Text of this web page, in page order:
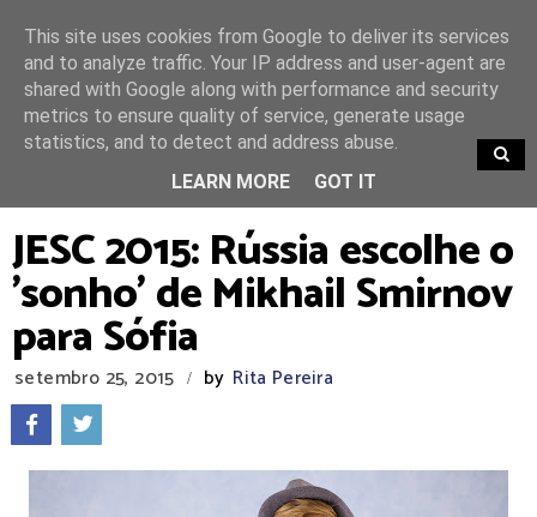
TRENDING
JESC 2015: Rússia escolhe o
'sonho' de Mikhail Smirnov
para Sófia
setembro 25, 2015 / by Rita Pereira
This site uses cookies from Google to deliver its services
and to analyze traffic. Your IP address and user-agent are
shared with Google along with performance and security
metrics to ensure quality of service, generate usage
statistics, and to detect and address abuse.
LEARN MORE
GOT IT